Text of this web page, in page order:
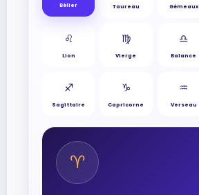
Bélier Taureau Gémeaux
♌︎
Lion
♍︎
Vierge
♎︎
Balance
♐︎
Sagittaire
♑︎
Capricorne
♒︎
Verseau
♈︎